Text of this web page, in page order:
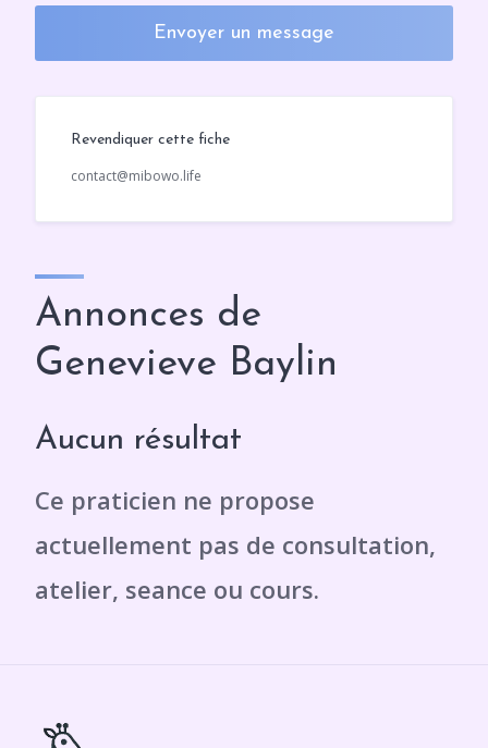
Envoyer un message
Revendiquer cette fiche
contact@mibowo.life
Annonces de
Genevieve Baylin
Aucun résultat